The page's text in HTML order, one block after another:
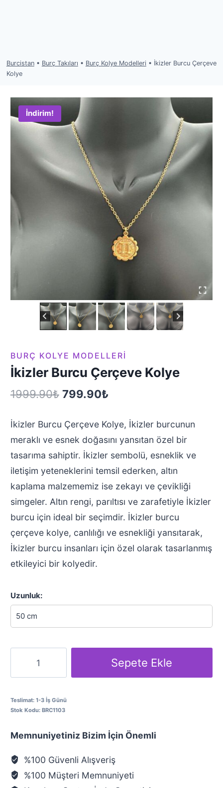
Burcistan• Burç Takıları • Burç Kolye Modelleri • İkizler Burcu Çerçeve
Kolye
İndirim!
BURÇ KOLYE MODELLERI
İkizler Burcu Çerçeve Kolye
1999.90₺ Orijinal
1999.90₺.
799.90₺Şu
fiyat:
799.90₺.
İkizler Burcu Çerçeve Kolye, İkizler burcunun
meraklı ve esnek doğasını yansıtan özel bir
tasarıma sahiptir. İkizler sembolü, esneklik ve
iletişim yeteneklerini temsil ederken, altın
kaplama malzememiz ise zekayı ve çevikliği
simgeler. Altın rengi, parıltısı ve zarafetiyle İkizler
burcu için ideal bir seçimdir. İkizler burcu
çerçeve kolye, canlılığı ve esnekliği yansıtarak,
İkizler burcu insanları için özel olarak tasarlanmış
etkileyici bir kolyedir.
Uzunluk:
Kolye
Sepete Ekle
Teslimat: 1-3 İş Günü
Stok Kodu: BRC1103
Memnuniyetiniz Bizim İçin Önemli
%100 Güvenli Alışveriş
%100 Müşteri Memnuniyeti